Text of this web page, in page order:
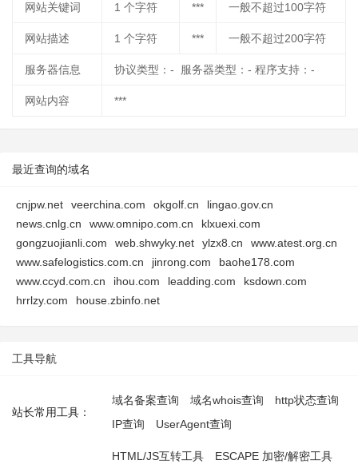
网站关键词 1 个字符 *** 一般不超过100字符
网站描述 1 个字符 *** 一般不超过200字符
服务器信息 协议类型：- 服务器类型：- 程序支持：-
网站内容 ***
最近查询的域名
cnjpw.net veerchina.com okgolf.cn
lingao.gov.cn
news.cnlg.cn
www.omnipo.com.cn
klxuexi.com
gongzuojianli.com
web.shwyky.net ylzx8.cn
www.atest.org.cn
www.safelogistics.com.cn
jinrong.com
baohe178.com
www.ccyd.com.cn
ihou.com leadding.com
ksdown.com
hrrlzy.com
house.zbinfo.net
工具导航
站长常用工具：
域名备案查询 域名whois查询
http状态查询
IP查询
UserAgent查询
HTML/JS互转工具 ESCAPE 加密/解密工具